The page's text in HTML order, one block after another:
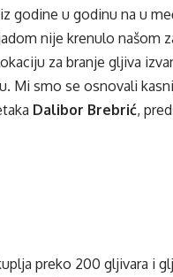
godine u godinu na u
nije krenulo našom
za branje gljiva
Mi smo se osnovali
Dalibor Brebrić,
preko 200 gljivara i